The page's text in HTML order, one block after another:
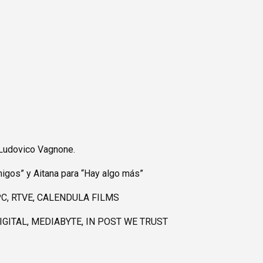
Vagnone.
y Aitana para “Hay algo más”
RTVE, CALENDULA FILMS
MEDIABYTE, IN POST WE TRUST